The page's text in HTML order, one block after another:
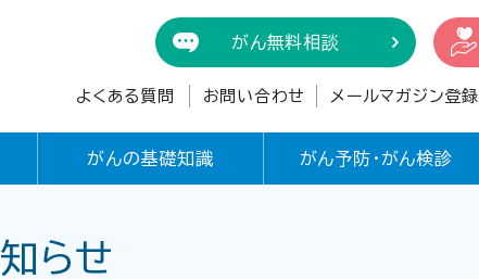
がん無料相談
よくある質問 お問い合わせ メールマガジン登録
がんの基礎知識 がん予防・がん検診
らせ